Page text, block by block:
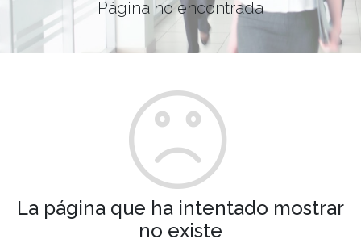
Página no encontrada
La página que ha intentado mostrar
no existe